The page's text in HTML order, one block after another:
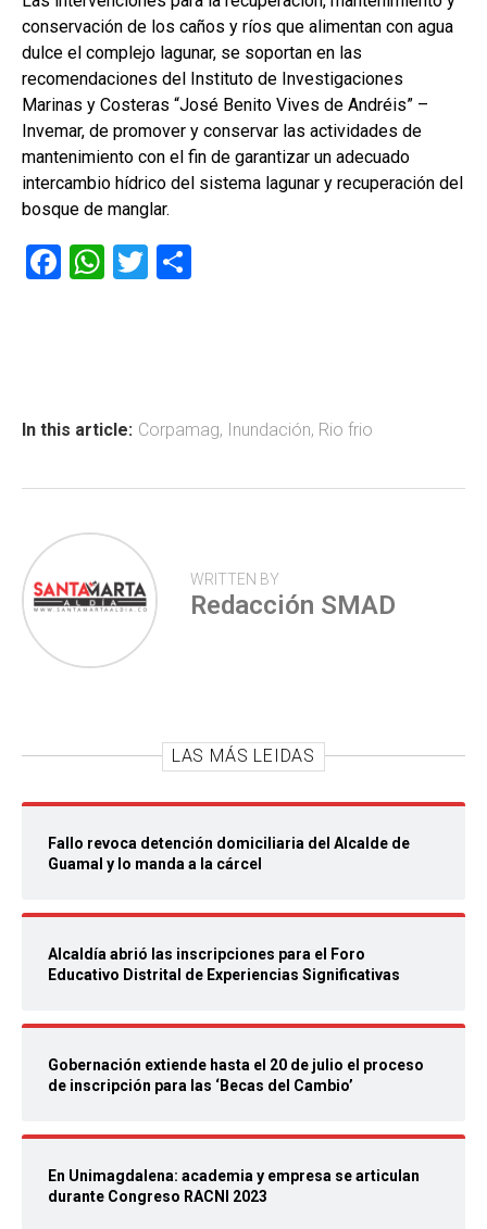
conservación de los caños y ríos que alimentan con agua
dulce el complejo lagunar, se soportan en las
recomendaciones del Instituto de Investigaciones
Marinas y Costeras “José Benito Vives de Andréis” –
Invemar, de promover y conservar las actividades de
mantenimiento con el fin de garantizar un adecuado
intercambio hídrico del sistema lagunar y recuperación del
bosque de manglar.
F
ok
W
p
T
tir
In this article: Corpamag, Inundación, Rio frio
WRITTEN BY
Redacción SMAD
LAS MÁS LEIDAS
Fallo revoca detención domiciliaria del Alcalde de
Guamal y lo manda a la cárcel
Alcaldía abrió las inscripciones para el Foro
Educativo Distrital de Experiencias Significativas
Gobernación extiende hasta el 20 de julio el proceso
de inscripción para las ‘Becas del Cambio’
En Unimagdalena: academia y empresa se articulan
durante Congreso RACNI 2023